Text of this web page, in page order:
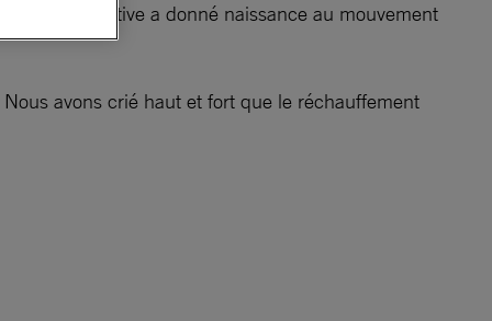
Cette initiative a donné naissance au mouvement
avons crié haut et fort que le réchauffement